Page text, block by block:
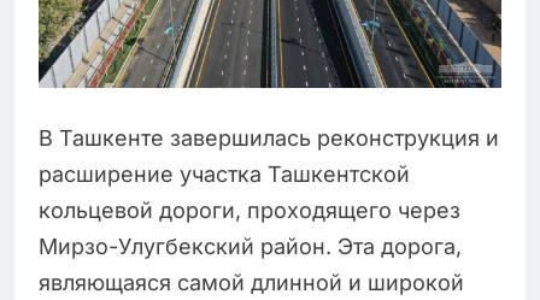
В Ташкенте завершилась реконструкция и
расширение участка Ташкентской
кольцевой дороги, проходящего через
Мирзо-Улугбекский район. Эта дорога,
являющаяся самой длинной и широкой